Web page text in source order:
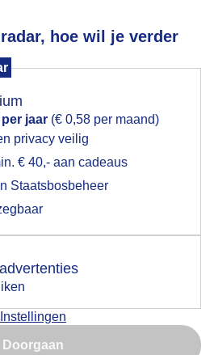
hoe wil je verder
per jaar (€ 0,58 per maand)
privacy veilig
€ 40,- aan cadeaus
Staatsbosbeheer
Instellingen
Doorgaan
07-02-2024, 47x bekeken
gebruiken voor het
akkoord op hebt gegeven,
pop-up uit je browser waarin
toon de popup
misschien later